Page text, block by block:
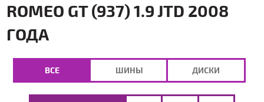
ROMEO GT (937) 1.9 JTD 2008
ГОДА
ВСЕ ШИНЫ ДИСКИ